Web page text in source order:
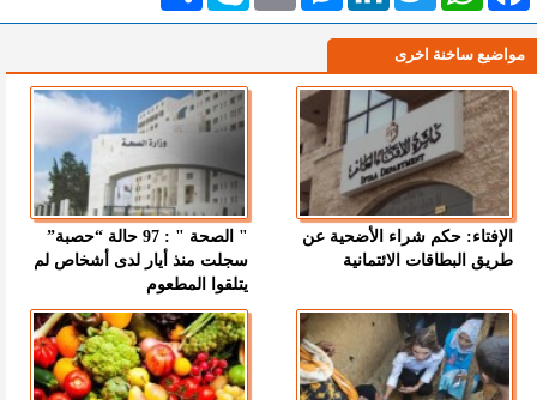
مواضيع ساخنة اخرى
الإفتاء: حكم شراء الأضحية عن
طريق البطاقات الائتمانية
" الصحة " : 97 حالة “حصبة”
سجلت منذ أيار لدى أشخاص لم
يتلقوا المطعوم